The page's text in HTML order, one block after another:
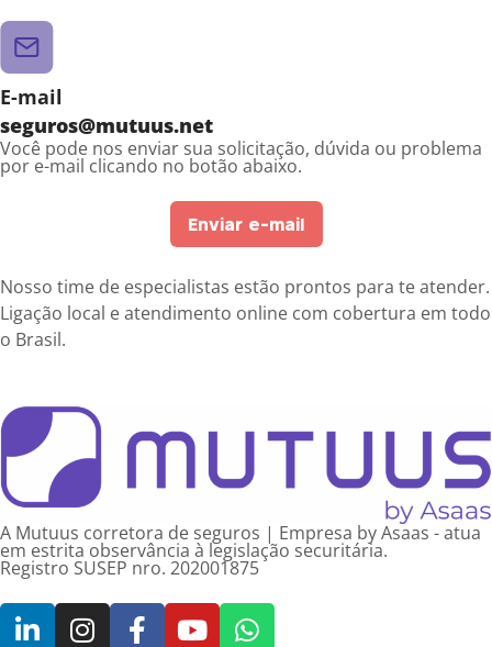
E-mail
seguros@mutuus.net
Você pode nos enviar sua solicitação, dúvida ou problema
por e-mail clicando no botão abaixo.
Enviar e-mail
Nosso time de especialistas estão prontos para te atender.
Ligação local e atendimento online com cobertura em todo
o Brasil.
A Mutuus corretora de seguros | Empresa by Asaas - atua
em estrita observância à legislação securitária.
Registro SUSEP nro. 202001875